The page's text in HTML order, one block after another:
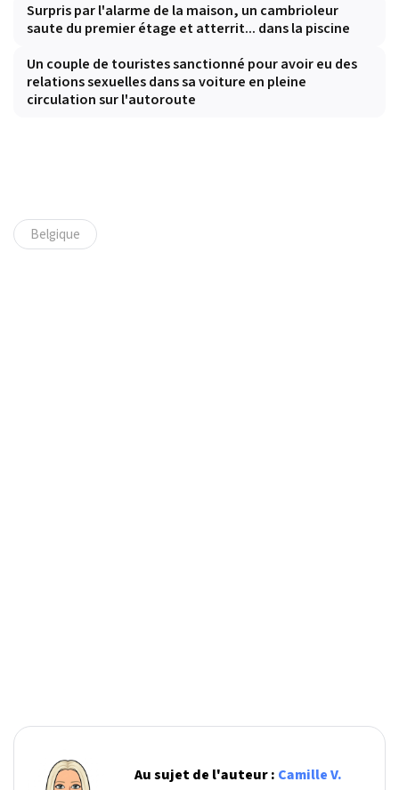
Surpris par l'alarme de la maison, un cambrioleur
saute du premier étage et atterrit... dans la piscine
Un couple de touristes sanctionné pour avoir eu des
relations sexuelles dans sa voiture en pleine
circulation sur l'autoroute
Belgique
Au sujet de l'auteur : Camille V.